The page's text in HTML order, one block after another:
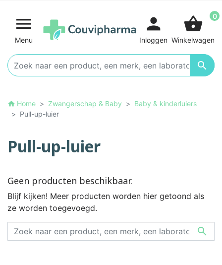

Menu

person
Inloggen
shopping_basket 0
Winkelwagen
home Home Zwangerschap & Baby
Baby & kinderluiers
Pull-up-luier
Pull-up-luier
Geen producten beschikbaar.
Blijf kijken! Meer producten worden hier getoond als
ze worden toegevoegd.
